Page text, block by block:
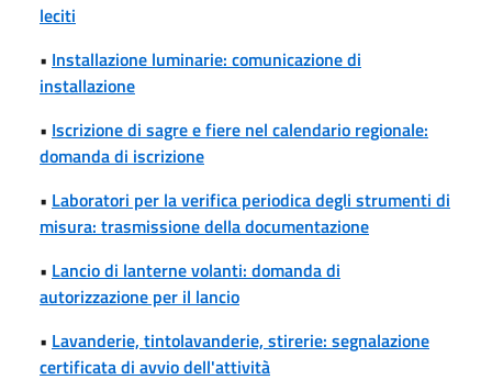
leciti
• Installazione luminarie: comunicazione di
installazione
• Iscrizione di sagre e fiere nel calendario regionale:
domanda di iscrizione
• Laboratori per la verifica periodica degli strumenti di
misura: trasmissione della documentazione
• Lancio di lanterne volanti: domanda di
autorizzazione per il lancio
• Lavanderie, tintolavanderie, stirerie: segnalazione
certificata di avvio dell'attività